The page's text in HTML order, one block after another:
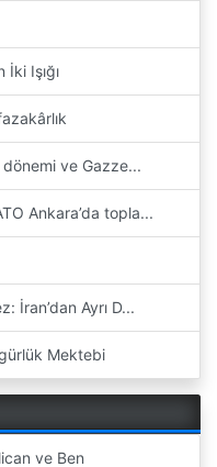
İki Işığı
dönemi ve Gazze...
Ankara’da topla...
İran’dan Ayrı D...
Mektebi
ve Ben